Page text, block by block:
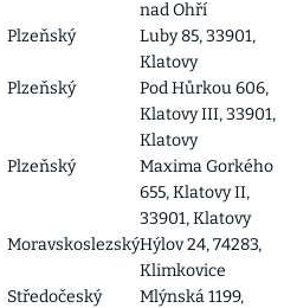
nad Ohří
Plzeňský
Luby 85, 33901,
Klatovy
Plzeňský
Pod Hůrkou 606,
Klatovy III, 33901,
Klatovy
Plzeňský
Maxima Gorkého
655, Klatovy II,
33901, Klatovy
MoravskoslezskýHýlov 24, 74283,
Klimkovice
Středočeský
Mlýnská 1199,